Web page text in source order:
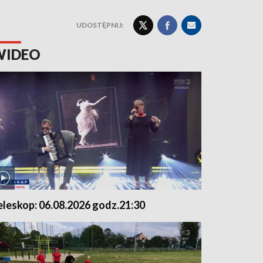
UDOSTĘPNIJ:
06.08.2026 godz.21:30